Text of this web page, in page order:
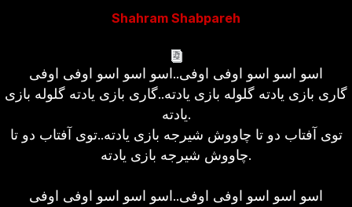
Shahram Shabpareh
اسو اسو اسو اوفی اوفی..اسو اسو اسو اوفی اوفی
گاری بازی یادته گلوله بازی یادته..گاری بازی یادته گلوله بازی
یادته.
توی آفتاب دو تا چاووش شیرجه بازی یادته..توی آفتاب دو تا
چاووش شیرجه بازی یادته.
اسو اسو اسو اوفی اوفی..اسو اسو اسو اوفی اوفی